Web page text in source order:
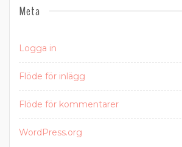
Meta
Logga in
Flöde för inlägg
Flöde för kommentarer
WordPress.org